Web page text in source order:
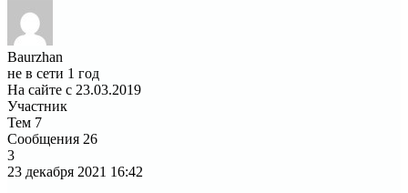
Baurzhan
не в сети 1 год
На сайте с 23.03.2019
Участник
Тем 7
Сообщения 26
3
23 декабря 2021 16:42